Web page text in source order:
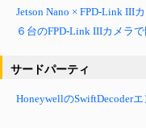
Jetson Nano × FPD-Link III
６台のFPD-Link IIIカメラ
サードパーティ
HoneywellのSwiftDecoder